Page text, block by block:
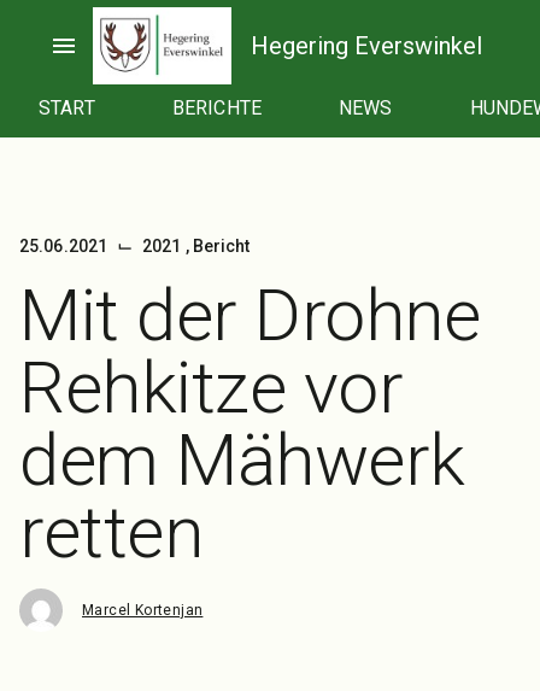
menu Hegering Everswinkel
START BERICHTE NEWS
25.06.2021 ⌙ 2021 , Bericht
Mit der Drohne
Rehkitze vor
dem Mähwerk
retten
Marcel Kortenjan